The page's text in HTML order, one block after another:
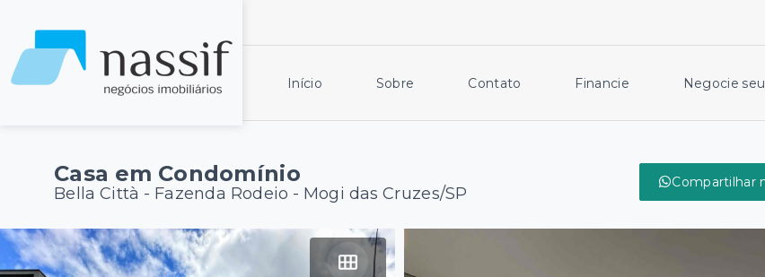
Início Sobre Contato Financie Negocie
Casa em Condomínio
Bella Città - Fazenda Rodeio - Mogi das Cruzes/SP
Compartilhar